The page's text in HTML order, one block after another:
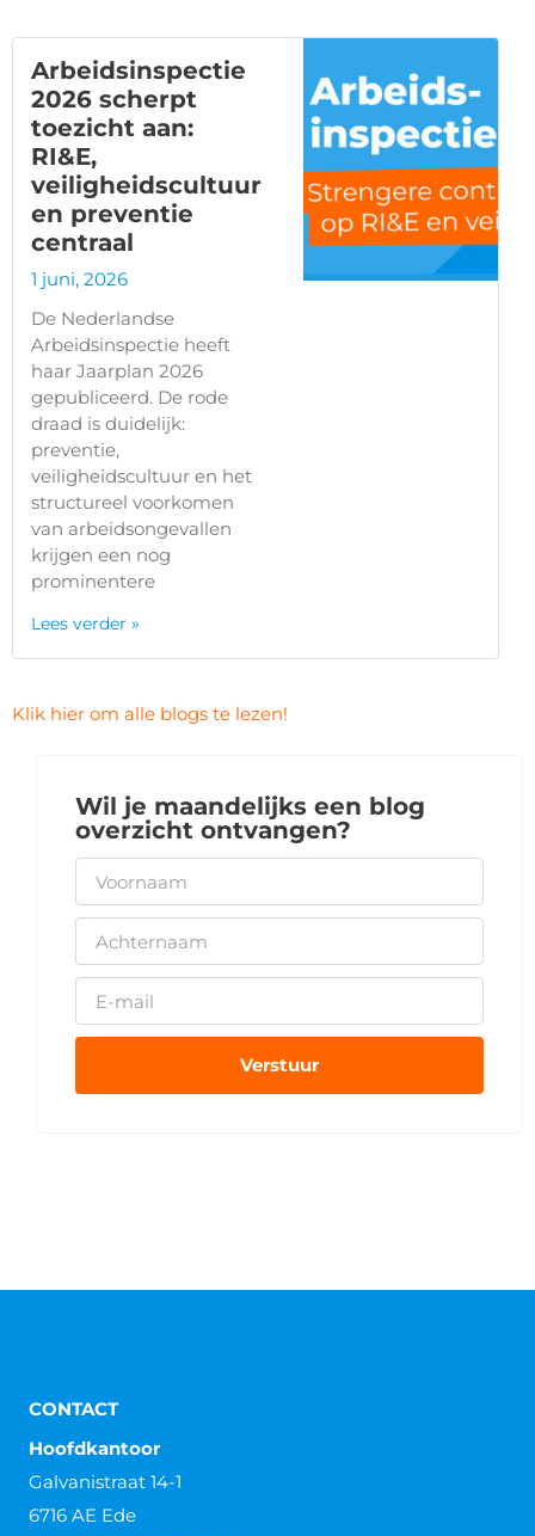
Arbeidsinspectie
2026 scherpt
toezicht aan:
RI&E,
veiligheidscultuur
en preventie
centraal
1 juni, 2026
De Nederlandse
Arbeidsinspectie heeft
haar Jaarplan 2026
gepubliceerd. De rode
draad is duidelijk:
preventie,
veiligheidscultuur en het
structureel voorkomen
van arbeidsongevallen
krijgen een nog
prominentere
Lees verder »
Klik hier om alle blogs te lezen!
Wil je maandelijks een blog
overzicht ontvangen?
Verstuur
CONTACT
Hoofdkantoor
Galvanistraat 14-1
6716 AE Ede